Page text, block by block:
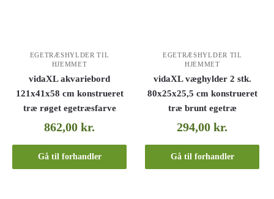
EGETRÆSHYLDER TIL
HJEMMET
vidaXL akvariebord
121x41x58 cm konstrueret
træ røget egetræsfarve
862,00kr.
Gå til forhandler
EGETRÆSHYLDER TIL
HJEMMET
vidaXL væghylder 2 stk.
80x25x25,5 cm konstrueret
træ brunt egetræ
294,00kr.
Gå til forhandler